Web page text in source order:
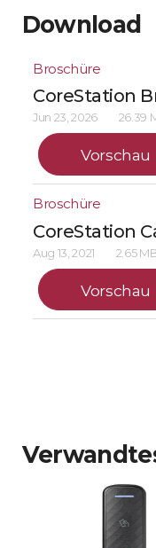
Download
Broschüre
CoreStation
Jun 23, 2026 26.39
Vorschau
Broschüre
CoreStation
Aug 13, 2021 2.65
Vorschau